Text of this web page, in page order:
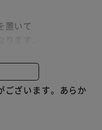
置いて
。
ざいます。あらか